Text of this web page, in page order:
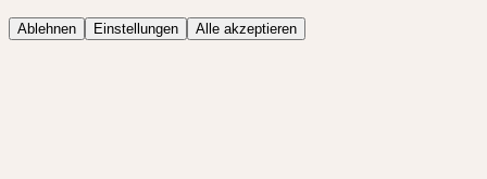
Ablehnen Einstellungen Alle akzeptieren